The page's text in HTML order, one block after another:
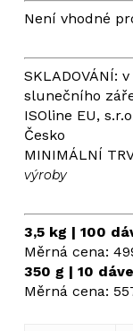
Není vhodné
SKLADOVÁNÍ:
slunečního
ISOline EU,
Česko
MINIMÁLNÍ
výroby
3,5 kg | 100
Měrná cena:
350 g | 10
Měrná cena: